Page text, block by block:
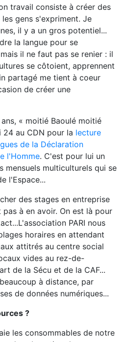
travail consiste à créer des
gens s'expriment. Je
il y a un gros potentiel...
la langue pour se
il ne faut pas se renier : il
se côtoient, apprennent
partagé me tient à coeur
de créer une
« moitié Baoulé moitié
24 au CDN pour la lecture
de la Déclaration
l'Homme. C'est pour lui un
mensuels multiculturels qui se
l'Espace...
des stages en entreprise
à en avoir. On est là pour
PARI nous
horaires en attendant
attitrés au centre social
vides au rez-de-
de la Sécu et de la CAF...
à distance, par
de données numériques...
?
les consommables de notre